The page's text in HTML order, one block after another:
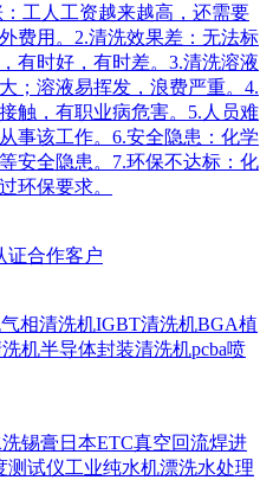
工人工资越来越高，还需要
费用。2.清洗效果差：无法标
有时好，有时差。3.清洗溶液
；溶液易挥发，浪费严重。4.
触，有职业病危害。5.人员难
事该工作。6.安全隐患：化学
安全隐患。7.环保不达标：化
环保要求。
证合作客户
气相清洗机IGBT清洗机BGA植
机半导体封装清洗机pcba喷
锡膏 日本ETC真空回流焊进
测试仪工业纯水机漂洗水处理